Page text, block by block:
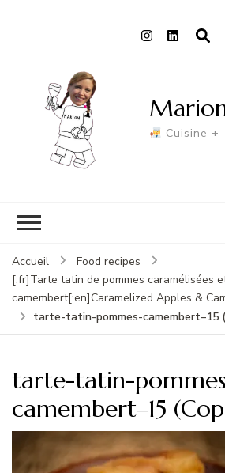
Cuisine +
Accueil
Food recipes
[:fr]Tarte tatin de pommes caramélisées
camembert[:en]Caramelized Apples &
tarte-tatin-pommes-camembert–15
tarte-tatin-
camembert–15